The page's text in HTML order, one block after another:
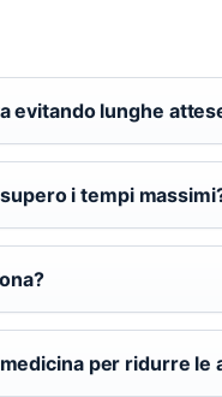
evitando lunghe
i tempi
per ridurre le